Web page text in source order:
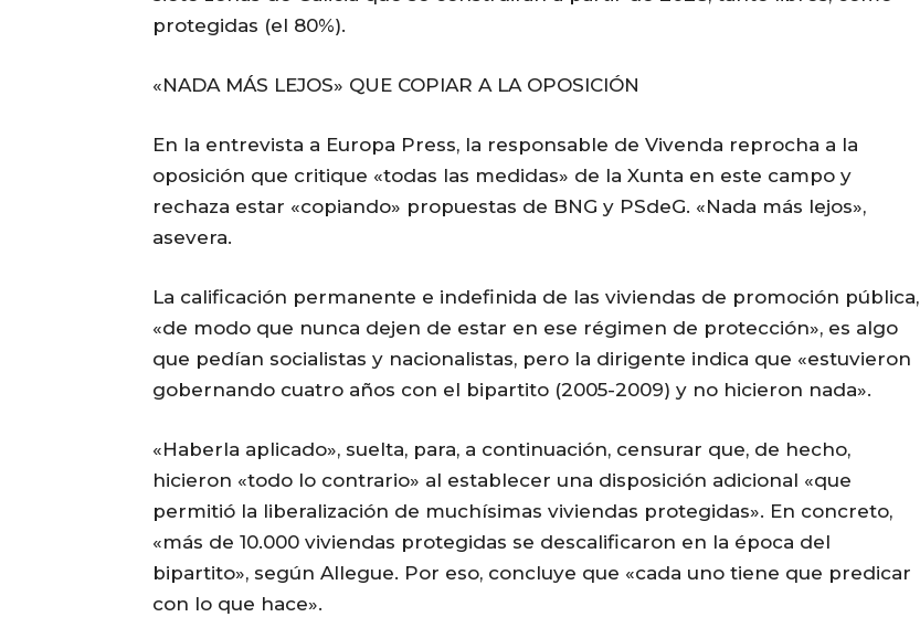
protegidas (el 80%).
«NADA MÁS LEJOS» QUE COPIAR A LA OPOSICIÓN
En la entrevista a Europa Press, la responsable de Vivenda reprocha a la
oposición que critique «todas las medidas» de la Xunta en este campo y
rechaza estar «copiando» propuestas de BNG y PSdeG. «Nada más lejos»,
asevera.
La calificación permanente e indefinida de las viviendas de promoción pública,
«de modo que nunca dejen de estar en ese régimen de protección», es algo
que pedían socialistas y nacionalistas, pero la dirigente indica que «estuvieron
gobernando cuatro años con el bipartito (2005-2009) y no hicieron nada».
«Haberla aplicado», suelta, para, a continuación, censurar que, de hecho,
hicieron «todo lo contrario» al establecer una disposición adicional «que
permitió la liberalización de muchísimas viviendas protegidas». En concreto,
«más de 10.000 viviendas protegidas se descalificaron en la época del
bipartito», según Allegue. Por eso, concluye que «cada uno tiene que predicar
con lo que hace».